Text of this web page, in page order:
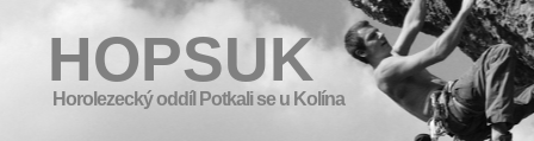
HOPSUK
Horolezecký oddíl Potkali se u Kolína